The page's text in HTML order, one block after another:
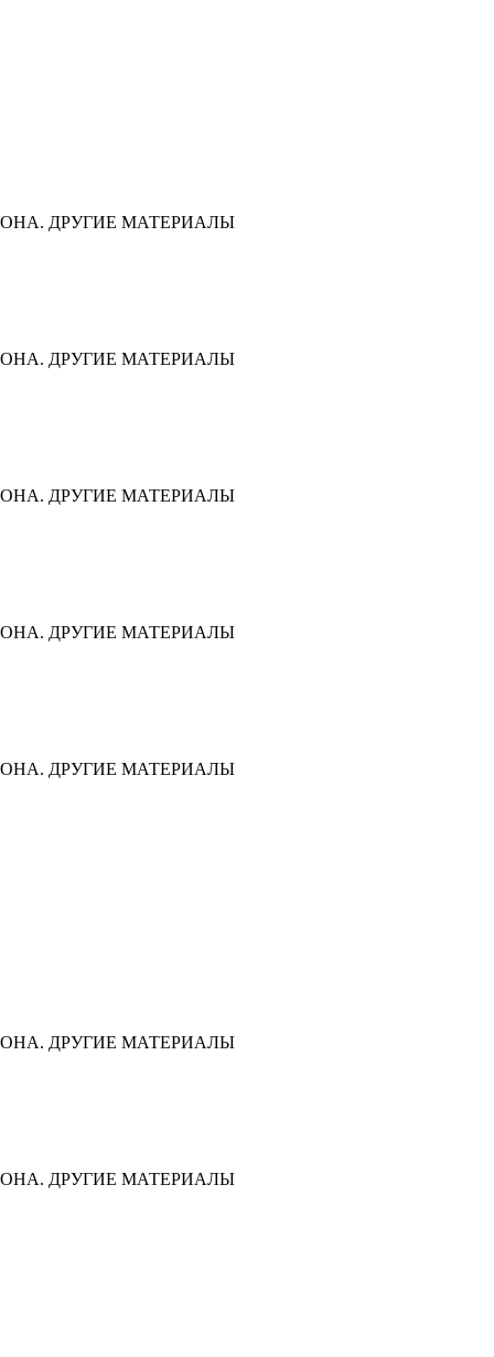
ДРУГИЕ МАТЕРИАЛЫ
ДРУГИЕ МАТЕРИАЛЫ
ДРУГИЕ МАТЕРИАЛЫ
ДРУГИЕ МАТЕРИАЛЫ
ДРУГИЕ МАТЕРИАЛЫ
ДРУГИЕ МАТЕРИАЛЫ
ДРУГИЕ МАТЕРИАЛЫ